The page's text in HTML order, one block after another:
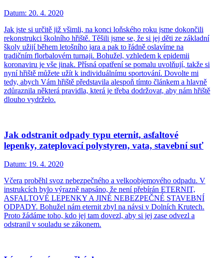
Datum: 20. 4. 2020
Jak jste si určitě již všimli, na konci loňského roku jsme dokončili
rekonstrukci školního hřiště. Těšili jsme se, že si jej děti ze základní
školy užijí během letošního jara a pak to řádně oslavíme na
tradičním florbalovém turnaji. Bohužel, vzhledem k epidemii
koronaviru je vše jinak. Přísná opatření se pomalu uvolňují, takže si
nyní hřiště můžete užít k individuálnímu sportování. Dovolte mi
tedy, abych Vám hřiště představila alespoň tímto článkem a hlavně
zdůraznila některá pravidla, která je třeba dodržovat, aby nám hřiště
dlouho vydrželo.
Jak odstranit odpady typu eternit, asfaltové
lepenky, zateplovací polystyren, vata, stavební suť
Datum: 19. 4. 2020
Včera proběhl svoz nebezpečného a velkoobjemového odpadu. V
instrukcích bylo výrazně napsáno, že není přebírán ETERNIT,
ASFALTOVÉ LEPENKY A JINÉ NEBEZPEČNÉ STAVEBNÍ
ODPADY. Bohužel nám eternit zbyl na návsi v Dolních Krutech.
Proto žádáme toho, kdo jej tam dovezl, aby si jej zase odvezl a
odstranil v souladu se zákonem.